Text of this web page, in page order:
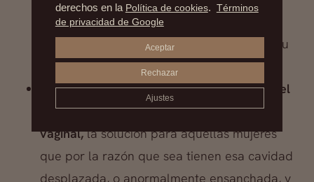
exceso, o… No importa: tiene solución con
con la que recuperamos su
tamaño normal, o se lo proporcionamos.
No queremos olvidarnos de lareducción del
músculo de la vagina o estrechamiento
vaginal,la solución para aquellas mujeres
que por la razón que sea tienen esa cavidad
desplazada, o anormalmente ensanchada, y
derechos en la Política de cookies. Términos
de privacidad de Google
Aceptar
Rechazar
Ajustes